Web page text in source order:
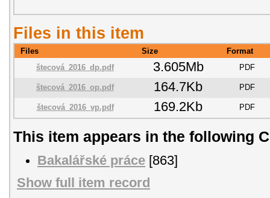
Files in this item
Files Size
Format
štecová_2016_dp.pdf
3.605Mb PDF
štecová_2016_op.pdf 164.7Kb PDF
štecová_2016_vp.pdf 169.2Kb PDF
This item appears in the following
Bakalářské práce [863]
Show full item record